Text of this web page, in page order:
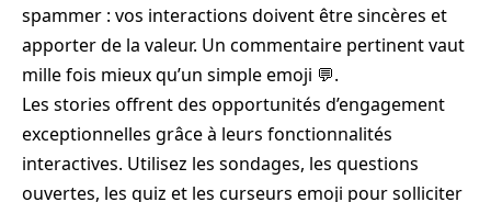
spammer : vos interactions doivent être sincères et
apporter de la valeur. Un commentaire pertinent vaut
mille fois mieux qu’un simple emoji 💬.
Les stories offrent des opportunités d’engagement
exceptionnelles grâce à leurs fonctionnalités
interactives. Utilisez les sondages, les questions
ouvertes, les quiz et les curseurs emoji pour solliciter